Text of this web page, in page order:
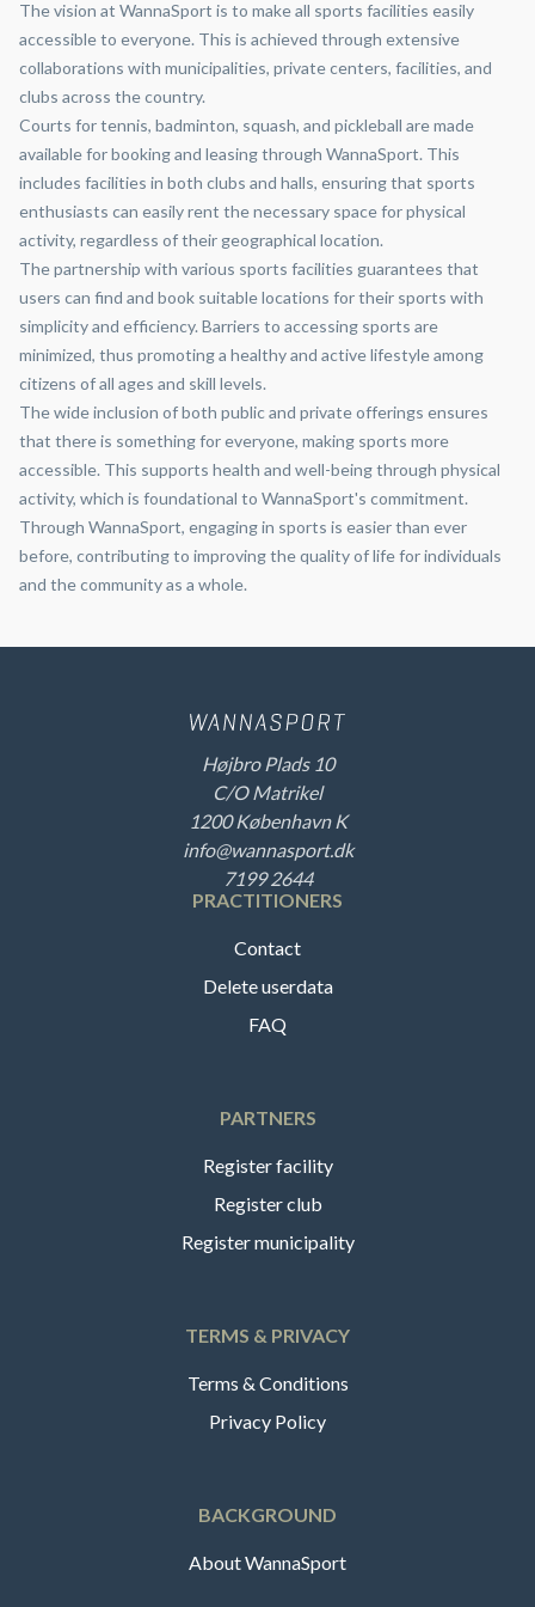
The vision at WannaSport is to make all sports facilities easily
accessible to everyone. This is achieved through extensive
collaborations with municipalities, private centers, facilities, and
clubs across the country.
Courts for tennis, badminton, squash, and pickleball are made
available for booking and leasing through WannaSport. This
includes facilities in both clubs and halls, ensuring that sports
enthusiasts can easily rent the necessary space for physical
activity, regardless of their geographical location.
The partnership with various sports facilities guarantees that
users can find and book suitable locations for their sports with
simplicity and efficiency. Barriers to accessing sports are
minimized, thus promoting a healthy and active lifestyle among
citizens of all ages and skill levels.
The wide inclusion of both public and private offerings ensures
that there is something for everyone, making sports more
accessible. This supports health and well-being through physical
activity, which is foundational to WannaSport's commitment.
Through WannaSport, engaging in sports is easier than ever
before, contributing to improving the quality of life for individuals
and the community as a whole.
Højbro Plads 10
C/O Matrikel
1200 København K
info@wannasport.dk
7199 2644
PRACTITIONERS
Contact
Delete userdata
FAQ
PARTNERS
Register facility
Register club
Register municipality
TERMS & PRIVACY
Terms & Conditions
Privacy Policy
BACKGROUND
About WannaSport